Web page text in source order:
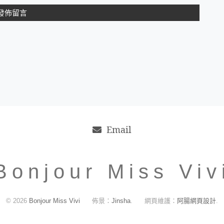
Email
Miss
© 2026 Bonjour Miss Vivi 佈景： Jinsha. 網頁維護： 阿腸網頁設計.